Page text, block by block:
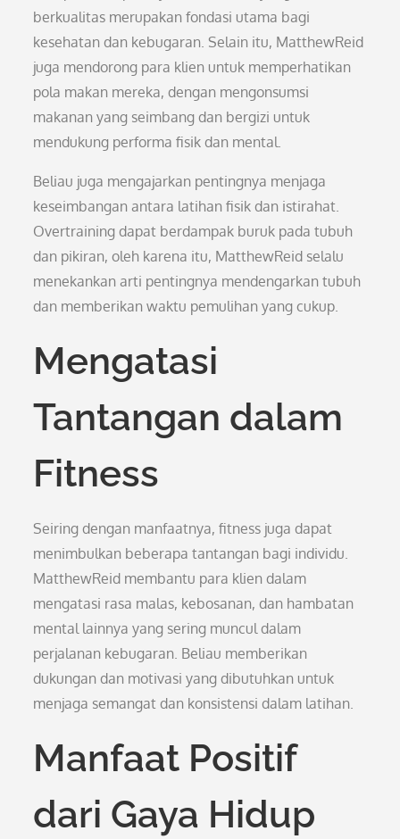
berkualitas merupakan fondasi utama bagi
kesehatan dan kebugaran. Selain itu, MatthewReid
juga mendorong para klien untuk memperhatikan
pola makan mereka, dengan mengonsumsi
makanan yang seimbang dan bergizi untuk
mendukung performa fisik dan mental.
Beliau juga mengajarkan pentingnya menjaga
keseimbangan antara latihan fisik dan istirahat.
Overtraining dapat berdampak buruk pada tubuh
dan pikiran, oleh karena itu, MatthewReid selalu
menekankan arti pentingnya mendengarkan tubuh
dan memberikan waktu pemulihan yang cukup.
Mengatasi
Tantangan dalam
Fitness
Seiring dengan manfaatnya, fitness juga dapat
menimbulkan beberapa tantangan bagi individu.
MatthewReid membantu para klien dalam
mengatasi rasa malas, kebosanan, dan hambatan
mental lainnya yang sering muncul dalam
perjalanan kebugaran. Beliau memberikan
dukungan dan motivasi yang dibutuhkan untuk
menjaga semangat dan konsistensi dalam latihan.
Manfaat Positif
dari Gaya Hidup